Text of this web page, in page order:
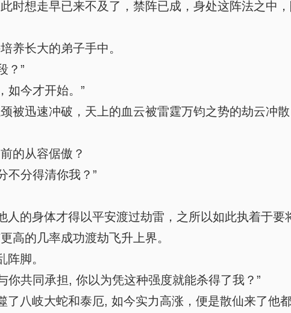
想走早已来不及了，禁阵已成，身处这阵法之中
养长大的弟子手中。
？”
如今才开始。”
迅速冲破，天上的血云被雷霆万钧之势的劫云冲散
的从容倨傲？
不分得清你我？”
的身体才得以平安渡过劫雷，之所以如此执着于要
高的几率成功渡劫飞升上界。
脚。
共同承担, 你以为凭这种强度就能杀得了我？”
八岐大蛇和泰厄, 如今实力高涨，便是散仙来了他